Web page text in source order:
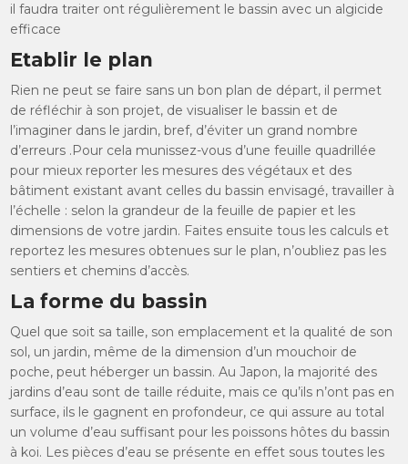
il faudra traiter ont régulièrement le bassin avec un algicide
efficace
Etablir le plan
Rien ne peut se faire sans un bon plan de départ, il permet
de réfléchir à son projet, de visualiser le bassin et de
l’imaginer dans le jardin, bref, d’éviter un grand nombre
d’erreurs .Pour cela munissez-vous d’une feuille quadrillée
pour mieux reporter les mesures des végétaux et des
bâtiment existant avant celles du bassin envisagé, travailler à
l’échelle : selon la grandeur de la feuille de papier et les
dimensions de votre jardin. Faites ensuite tous les calculs et
reportez les mesures obtenues sur le plan, n’oubliez pas les
sentiers et chemins d’accès.
La forme du bassin
Quel que soit sa taille, son emplacement et la qualité de son
sol, un jardin, même de la dimension d’un mouchoir de
poche, peut héberger un bassin. Au Japon, la majorité des
jardins d’eau sont de taille réduite, mais ce qu’ils n’ont pas en
surface, ils le gagnent en profondeur, ce qui assure au total
un volume d’eau suffisant pour les poissons hôtes du bassin
à koi. Les pièces d’eau se présente en effet sous toutes les